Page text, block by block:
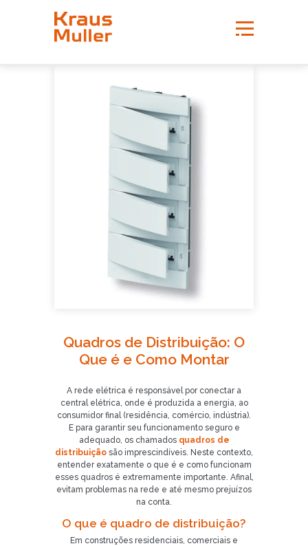
Quadros de Distribuição: O
Que é e Como Montar
A rede elétrica é responsável por conectar a
central elétrica, onde é produzida a energia, ao
consumidor final (residência, comércio, indústria).
E para garantir seu funcionamento seguro e
adequado, os chamados quadros de
distribuição são imprescindíveis. Neste contexto,
entender exatamente o que é e como funcionam
esses quadros é extremamente importante. Afinal,
evitam problemas na rede e até mesmo prejuízos
na conta.
O que é quadro de distribuição?
Em construções residenciais, comerciais e